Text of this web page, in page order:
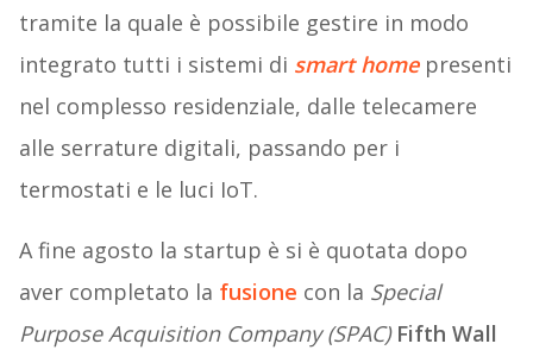
tramite la quale è possibile gestire in modo
integrato tutti i sistemi di smart homepresenti
nel complesso residenziale, dalle telecamere
alle serrature digitali, passando per i
termostati e le luci IoT.
A fine agosto la startup è si è quotata dopo
aver completato la fusione con la Special
Purpose Acquisition Company (SPAC) Fifth Wall